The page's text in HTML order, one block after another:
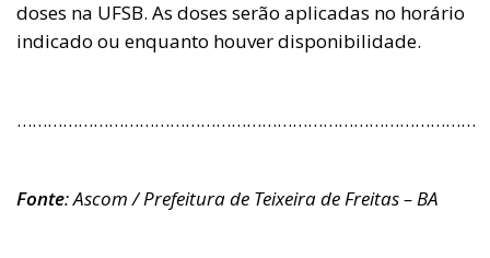
doses na UFSB. As doses serão aplicadas no horário
indicado ou enquanto houver disponibilidade.
………………………………………………………………………………
Fonte: Ascom / Prefeitura de Teixeira de Freitas – BA